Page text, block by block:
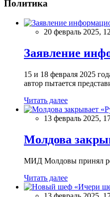
Политика
20 февраль 2025,
Заявление
15 и 18 февраля 2025
автор пытается
Читать далее
13 февраль 2025,
Молдова
МИД Молдовы принял
Читать далее